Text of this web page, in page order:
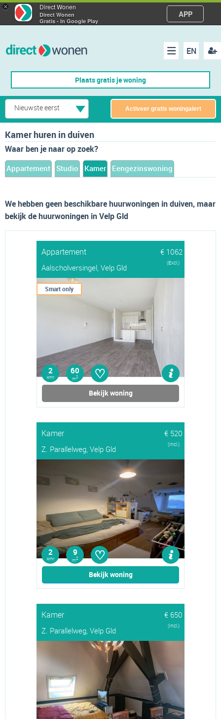
× Direct Wonen
Direct Wonen
Gratis - In Google Play
APP
EN
Menu
Plaats gratis je woning
Nieuwste eerst Activeer gratis woningalert
Kamer huren in duiven
Waar ben je naar op zoek?
Appartement Studio Kamer Eengezinswoning
We hebben geen beschikbare huurwoningen in duiven, maar
bekijk de huurwoningen in Velp Gld
Appartement
€ 1062
Aalscholversingel, Velp Gld
(Excl.)
Smart only
2
kmr
60
m2 ♡
Bekijk woning
Kamer
€ 520
Z. Parallelweg, Velp Gld
(Incl.)
2
kmr
9
m2 ♡
Bekijk woning
Kamer
€ 650
Z. Parallelweg, Velp Gld
(Incl.)